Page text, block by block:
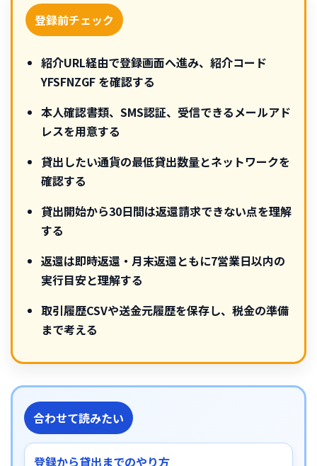
登録前チェック
紹介URL経由で登録画面へ進み、紹介コード
YFSFNZGFを確認する
本人確認書類、SMS認証、受信できるメールアド
レスを用意する
貸出したい通貨の最低貸出数量とネットワークを
確認する
貸出開始から30日間は返還請求できない点を理解
する
返還は即時返還・月末返還ともに7営業日以内の
実行目安と理解する
取引履歴CSVや送金元履歴を保存し、税金の準備
まで考える
合わせて読みたい
登録から貸出までのやり方